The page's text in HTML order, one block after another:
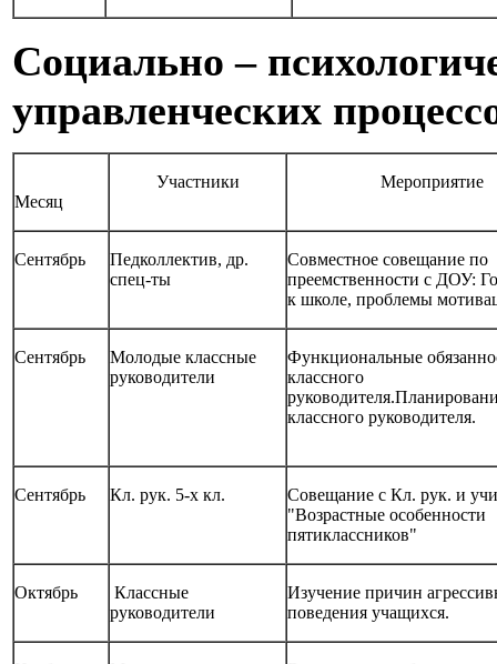
Социально –
управленческих
Месяц
Участники Мероприятие
Сентябрь
Педколлектив, др.
спец-ты
Совместное совещание по
преемственности с ДОУ:
к школе, проблемы
Сентябрь
Молодые классные
руководители
Функциональные
классного
классного руководителя.
Сентябрь Кл. рук. 5-х кл.
Совещание с Кл. рук. и
"Возрастные особенности
пятиклассников"
Октябрь
Классные
руководители
Изучение причин
поведения учащихся.